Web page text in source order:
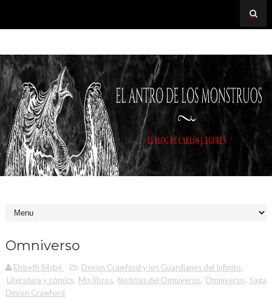
Omniverso
Elsbeth Silsby Devon Crawford y los Guardianes del Infinito,
Literatura y cómics, Mis libros, Noticias del Omniverso, Omniverso, Saga
Devon Crawford